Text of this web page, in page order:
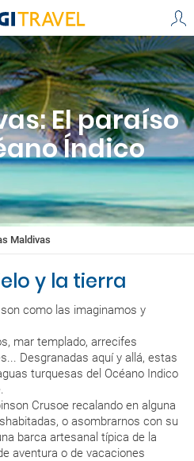
El paraíso
Índico
Maldivas
y la tierra
son como las imaginamos y
mar templado, arrecifes
Desgranadas aquí y allá, estas
turquesas del Océano Indico
Crusoe recalando en alguna
o asombrarnos con su
barca artesanal típica de la
aventura o de vacaciones